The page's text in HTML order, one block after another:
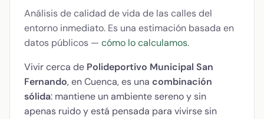
Análisis de calidad de vida de las calles del
entorno inmediato. Es una estimación basada en
datos públicos — cómo lo calculamos.
Vivir cerca de Polideportivo Municipal San
Fernando, en Cuenca, es una combinación
sólida: mantiene un ambiente sereno y sin
apenas ruido y está pensada para vivirse sin